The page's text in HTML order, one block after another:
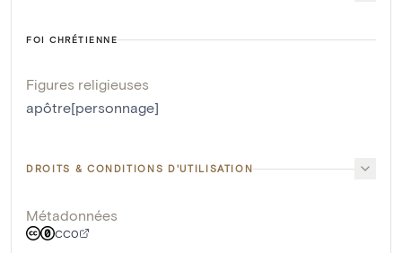
FOI CHRÉTIENNE
Figures religieuses
apôtre[personnage]
DROITS & CONDITIONS D'UTILISATION
Métadonnées
CC0